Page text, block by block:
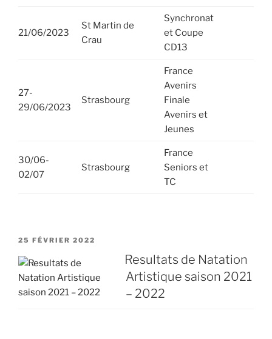
21/06/2023
St Martin de
Crau
Synchronat
et Coupe
CD13
27-
29/06/2023
Strasbourg
France
Avenirs
Finale
Avenirs et
Jeunes
30/06-
02/07
Strasbourg
France
Seniors et
TC
PUBLIÉ
25 FÉVRIER 2022
Resultats de Natation
Artistique saison 2021
– 2022